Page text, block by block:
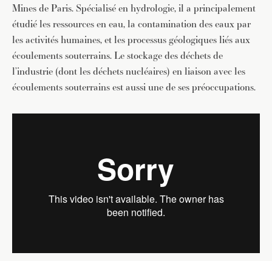
Mines de Paris. Spécialisé en hydrologie, il a principalement
étudié les ressources en eau, la contamination des eaux par
les activités humaines, et les processus géologiques liés aux
écoulements souterrains. Le stockage des déchets de
l’industrie (dont les déchets nucléaires) en liaison avec les
écoulements souterrains est aussi une de ses préoccupations.